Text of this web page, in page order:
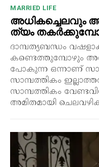
MARRIED LIFE
അധികച്ചെലവും
ത്യം
ദാമ്പത്യബന്ധം
കണ്ടെത്തുമ്പോഴും
പോകുന്ന ഒന്നാണ്
സാമ്പത്തികം
സാമ്പത്തികം
അമിതമായി